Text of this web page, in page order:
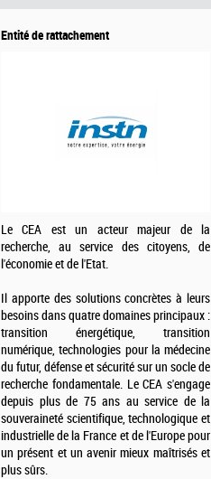
Entité de rattachement
Le CEA est un acteur majeur de la
recherche, au service des citoyens, de
l'économie et de l'Etat.
Il apporte des solutions concrètes à leurs
besoins dans quatre domaines principaux :
transition énergétique, transition
numérique, technologies pour la médecine
du futur, défense et sécurité sur un socle de
recherche fondamentale. Le CEA s'engage
depuis plus de 75 ans au service de la
souveraineté scientifique, technologique et
industrielle de la France et de l'Europe pour
un présent et un avenir mieux maîtrisés et
plus sûrs.